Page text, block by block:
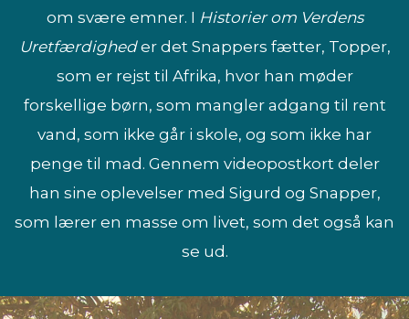
om svære emner. I Historier om Verdens
Uretfærdigheder det Snappers fætter, Topper,
som er rejst til Afrika, hvor han møder
forskellige børn, som mangler adgang til rent
vand, som ikke går i skole, og som ikke har
penge til mad. Gennem videopostkort deler
han sine oplevelser med Sigurd og Snapper,
som lærer en masse om livet, som det også kan
se ud.